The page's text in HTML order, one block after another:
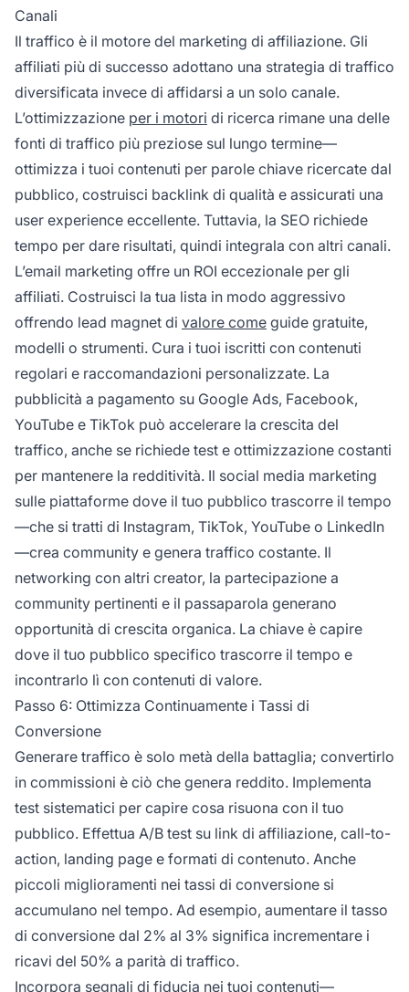
Canali
Il traffico è il motore del marketing di affiliazione. Gli
affiliati più di successo adottano una strategia di traffico
diversificata invece di affidarsi a un solo canale.
L’ottimizzazione per i motori di ricerca rimane una delle
fonti di traffico più preziose sul lungo termine—
ottimizza i tuoi contenuti per parole chiave ricercate dal
pubblico, costruisci backlink di qualità e assicurati una
user experience eccellente. Tuttavia, la SEO richiede
tempo per dare risultati, quindi integrala con altri canali.
L’email marketing offre un ROI eccezionale per gli
affiliati. Costruisci la tua lista in modo aggressivo
offrendo lead magnet di valore come guide gratuite,
modelli o strumenti. Cura i tuoi iscritti con contenuti
regolari e raccomandazioni personalizzate. La
pubblicità a pagamento su Google Ads, Facebook,
YouTube e TikTok può accelerare la crescita del
traffico, anche se richiede test e ottimizzazione costanti
per mantenere la redditività. Il social media marketing
sulle piattaforme dove il tuo pubblico trascorre il tempo
—che si tratti di Instagram, TikTok, YouTube o LinkedIn
—crea community e genera traffico costante. Il
networking con altri creator, la partecipazione a
community pertinenti e il passaparola generano
opportunità di crescita organica. La chiave è capire
dove il tuo pubblico specifico trascorre il tempo e
incontrarlo lì con contenuti di valore.
Passo 6: Ottimizza Continuamente i Tassi di
Conversione
Generare traffico è solo metà della battaglia; convertirlo
in commissioni è ciò che genera reddito. Implementa
test sistematici per capire cosa risuona con il tuo
pubblico. Effettua A/B test su link di affiliazione, call-to-
action, landing page e formati di contenuto. Anche
piccoli miglioramenti nei tassi di conversione si
accumulano nel tempo. Ad esempio, aumentare il tasso
di conversione dal 2% al 3% significa incrementare i
ricavi del 50% a parità di traffico.
Incorpora segnali di fiducia nei tuoi contenuti—